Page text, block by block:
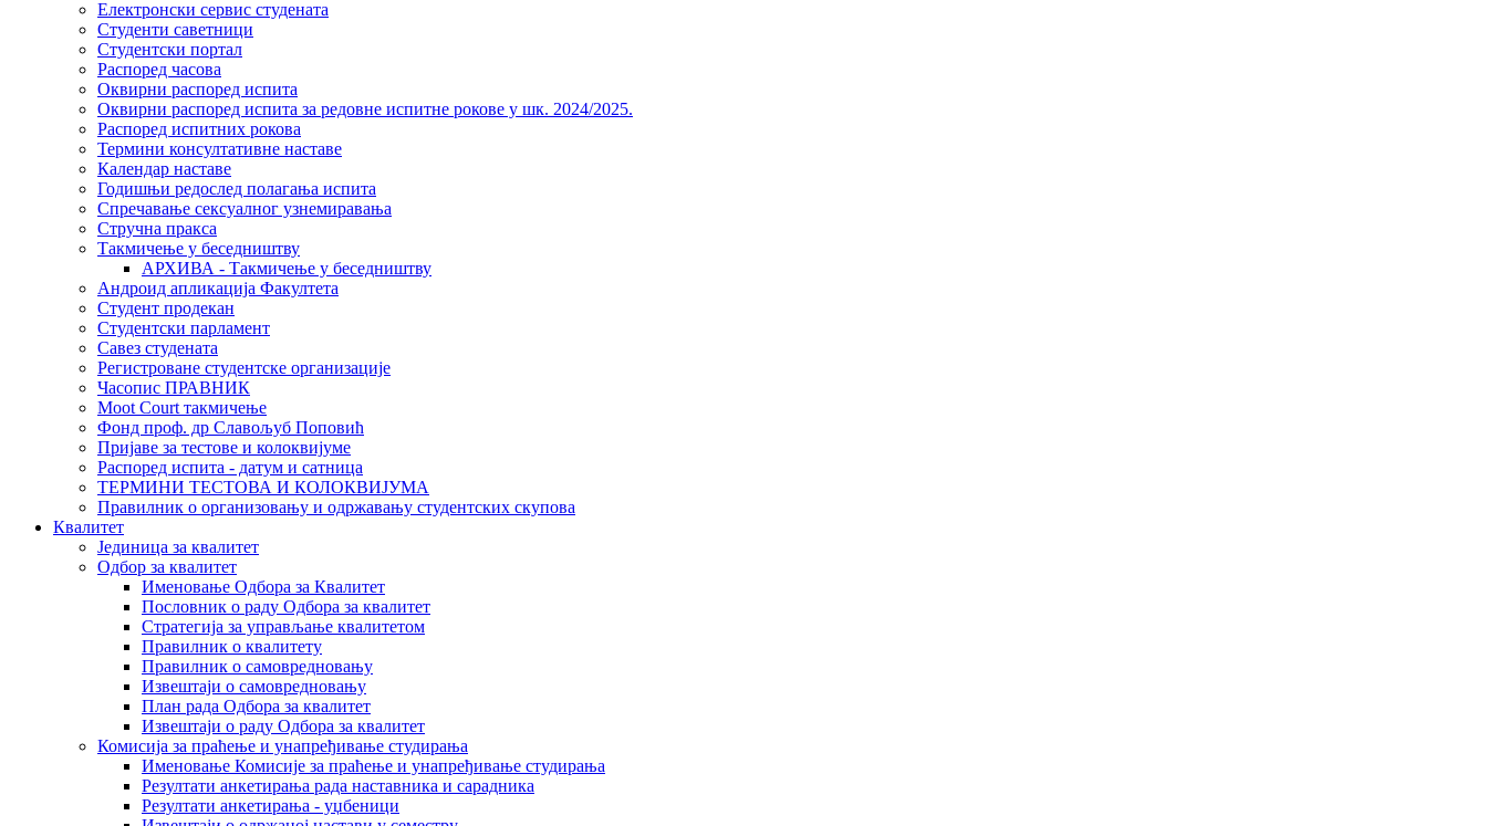
Електронски сервис студената
Студенти саветници
Студентски портал
Распоред часова
Оквирни распоред испита
Оквирни распоред испита за редовне испитне рокове у шк. 2024/2025.
Распоред испитних рокова
Термини консултативне наставе
Календар наставе
Годишњи редослед полагања испита
Спречавање сексуалног узнемиравања
Стручна пракса
Такмичење у беседништву
АРХИВА - Такмичење у беседништву
Андроид апликација Факултета
Студент продекан
Студентски парламент
Савез студената
Регистроване студентске организације
Часопис ПРАВНИК
Moot Court такмичење
Фонд проф. др Славољуб Поповић
Пријаве за тестове и колоквијуме
Распоред испита - датум и сатница
ТЕРМИНИ ТЕСТОВА И КОЛОКВИЈУМА
Правилник о организовању и одржавању студентских скупова
Квалитет
Јединица за квалитет
Одбор за квалитет
Именовање Одбора за Квалитет
Пословник о раду Одбора за квалитет
Стратегија за управљање квалитетом
Правилник о квалитету
Правилник о самовредновању
Извештаји о самовредновању
План рада Одбора за квалитет
Извештаји о раду Одбора за квалитет
Комисија за праћење и унапређивање студирања
Именовање Комисије за праћење и унапређивање студирања
Резултати анкетирања рада наставника и сарадника
Резултати анкетирања - уџбеници